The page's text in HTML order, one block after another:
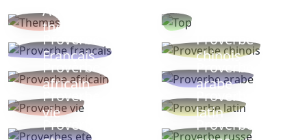
Autres
thèmes
Proverbe
Français
Proverbe
chinois
Proverbe
africain
Proverbe
arabe
Proverbe
vie
Proverbe
latin
Proverbes
Proverbe